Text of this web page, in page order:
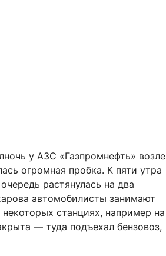
у АЗС «Газпромнефть» возле
огромная пробка. К пяти утра
растянулась на два
автомобилисты занимают
станциях, например на
— туда подъехал бензовоз,